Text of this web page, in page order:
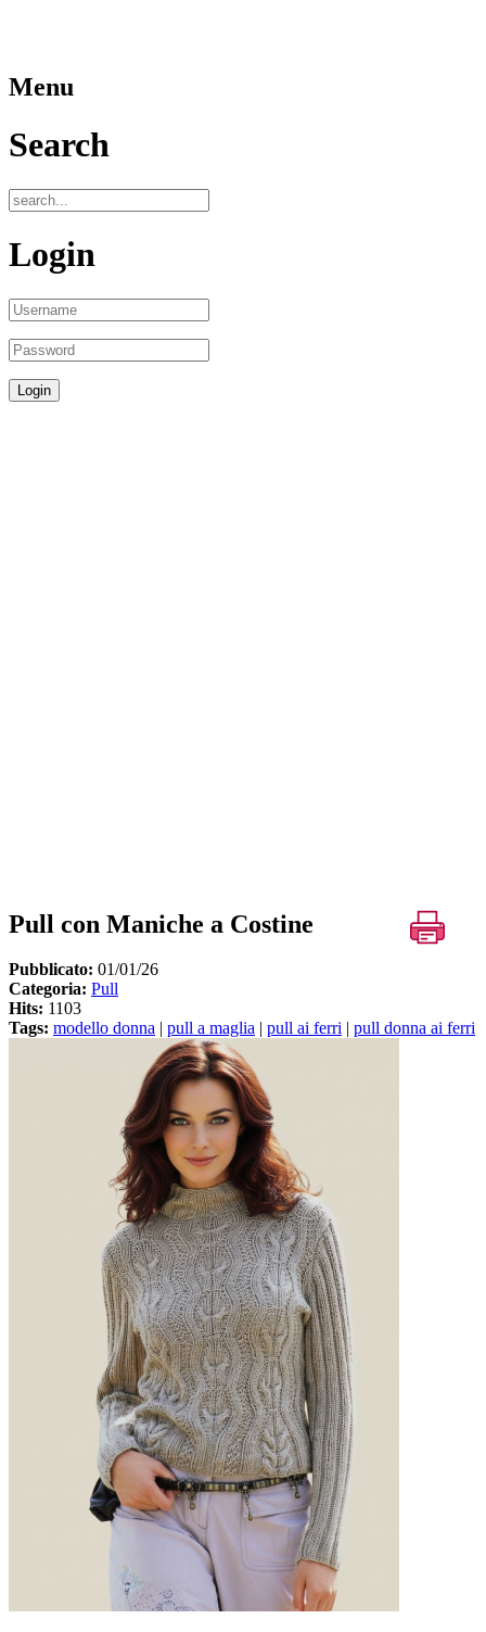
Menu
Search
Login
Pull con Maniche a Costine
Pubblicato: 01/01/26
Categoria: Pull
Hits: 1103
Tags: modello donna pull a maglia pull ai ferri pull donna ai ferri